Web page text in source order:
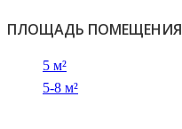
ПЛОЩАДЬ ПОМЕЩЕНИЯ
5 м²
5-8 м²